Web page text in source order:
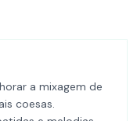
a mixagem de
coesas.